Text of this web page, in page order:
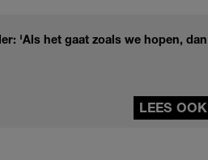
'Als het gaat zoals we hopen, dan
LEES OOK